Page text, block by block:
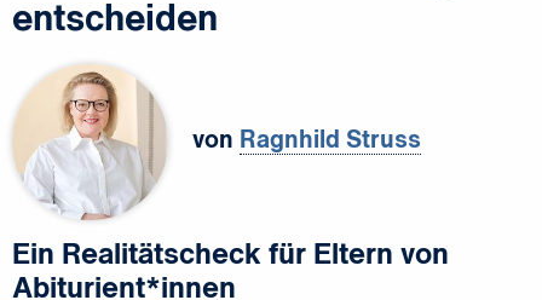
entscheiden
von Ragnhild Struss
Ein Realitätscheck für Eltern von
Abiturient*innen